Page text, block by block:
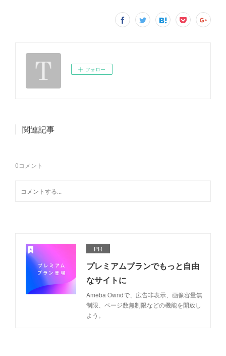
フォロー
関連記事
0コメント
PR
プレミアムプランでもっと自由
なサイトに
Ameba Owndで、広告非表示、画像容量無
制限、ページ数無制限などの機能を開放し
よう。